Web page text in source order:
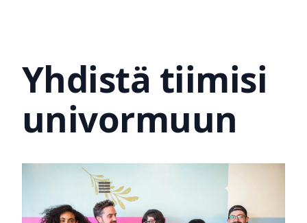
Yhdistä tiimisi
univormuun